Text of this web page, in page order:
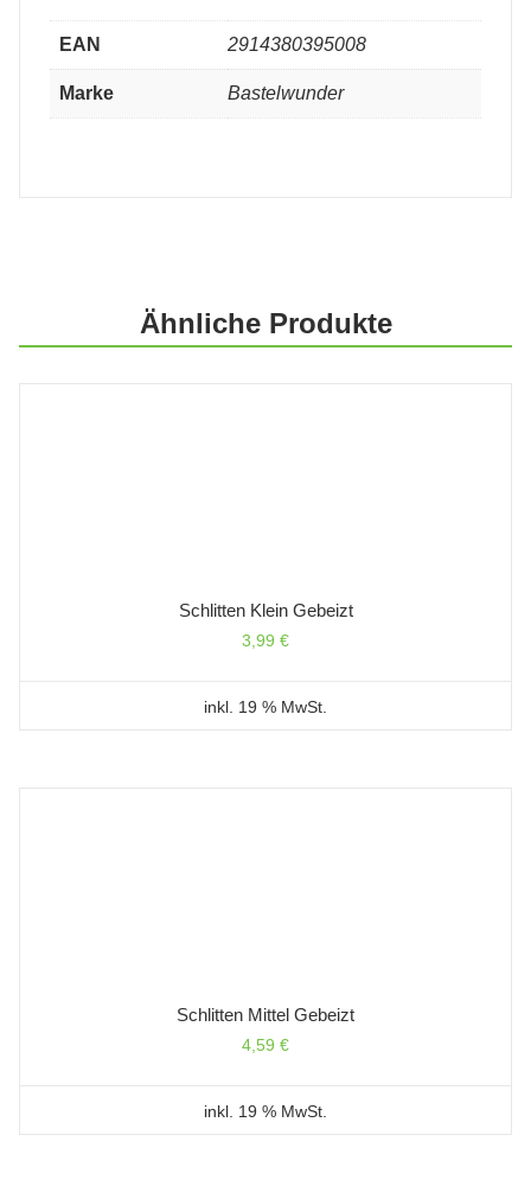
EAN 2914380395008
Marke Bastelwunder
Ähnliche Produkte
Schlitten Klein Gebeizt
3,99 €
inkl. 19 % MwSt.
Schlitten Mittel Gebeizt
4,59 €
inkl. 19 % MwSt.